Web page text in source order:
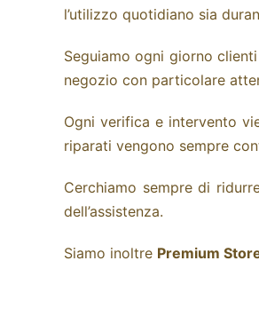
l’utilizzo quotidiano sia
Seguiamo ogni giorno
negozio con particolare
Ogni verifica e intervento
riparati vengono sempre
Cerchiamo sempre di
dell’assistenza.
Siamo inoltre Premium